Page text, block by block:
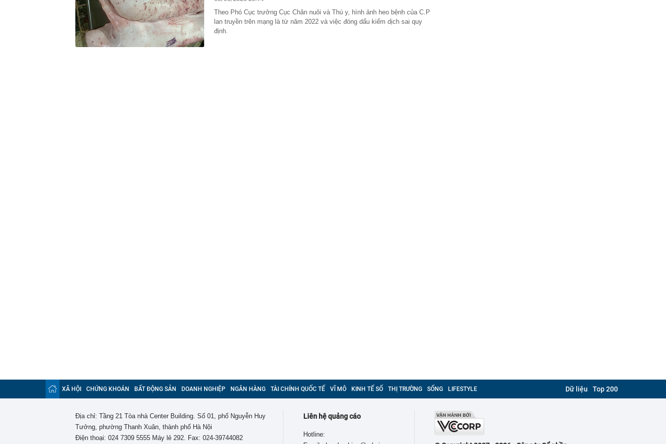
00:01
VNPT nắm giữ lượng tiền hơn 62.000 tỷ đồng, lớn hơn cả Vinhomes,
Viettel Global
00:01
Nắm trong tay Điện Máy Xanh, Bách Hóa Xanh, An Khang, vốn hóa
MWG chỉ ngang DMX
00:01
Khám xét ngôi nhà cổ, phát hiện 'kho báu' gồm 1.000 đồng tiền vàng và
Theo Phó Cục trưởng Cục Chăn nuôi và Thú y, hình ảnh heo bệnh của C.P
lan truyền trên mạng là từ năm 2022 và việc đóng dấu kiểm dịch sai quy
định.
XÃ HỘI CHỨNG KHOÁN BẤT ĐỘNG SẢN DOANH NGHIỆP NGÂN HÀNG TÀI CHÍNH QUỐC TẾ VĨ MÔ KINH TẾ SỐ THỊ TRƯỜNG SỐNG LIFESTYLE Dữ liệu Top 200
Địa chỉ: Tầng 21 Tòa nhà Center Building. Số 01, phố Nguyễn Huy
Tưởng, phường Thanh Xuân, thành phố Hà Nội
Điện thoại: 024 7309 5555 Máy lẻ 292. Fax: 024-39744082
Liên hệ quảng cáo
Hotline: